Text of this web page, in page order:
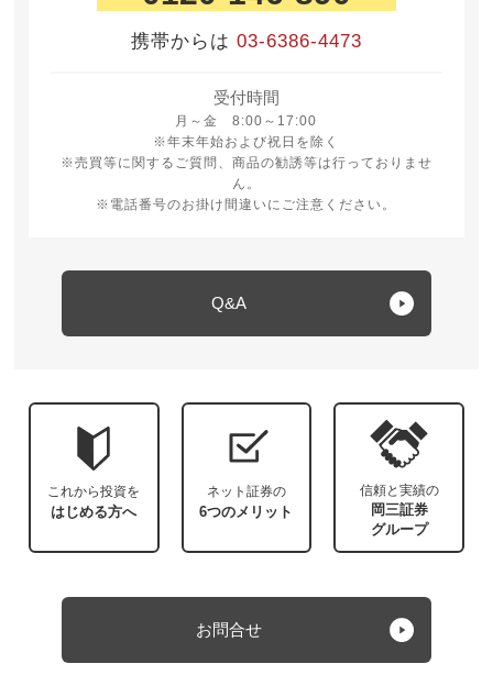
携帯からは 03-6386-4473
受付時間
月～金 8:00～17:00
月曜日から金曜日 8時から17時
※年末年始および祝日を除く
※売買等に関するご質問、商品の勧誘等は行っておりませ
ん。
※電話番号のお掛け間違いにご注意ください。
Q&A
これから投資を
はじめる方へ
ネット証券の
6つのメリット
信頼と実績の
岡三証券
グループ
お問合せ